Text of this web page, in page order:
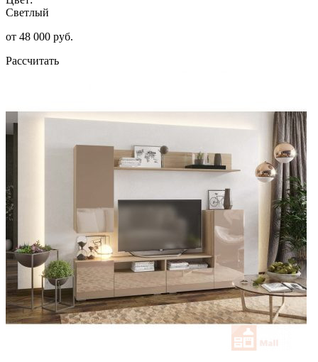
Светлый
от 48 000 руб.
Рассчитать